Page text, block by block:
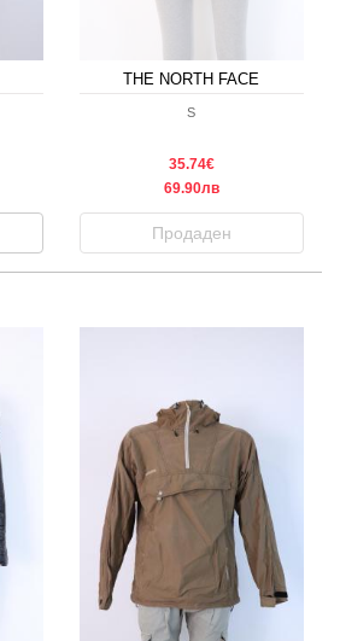
THE NORTH FACE
S
35.74€
69.90лв
Продаден